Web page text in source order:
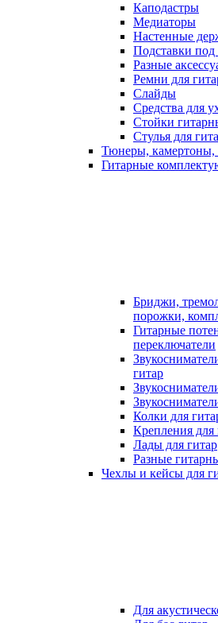
Каподастры
Медиаторы
Настенные
Подставки под
Разные
Ремни для
Слайды
Средства для
Стойки
Стулья для
Тюнеры,
Гитарные
Бриджи,
порожки,
Гитарные
переключатели
гитар
Колки для
Крепления
Лады для гитар
Разные
Чехлы и кейсы для
Для